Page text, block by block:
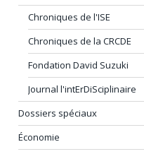
Chroniques de l'ISE
Chroniques de la CRCDE
Fondation David Suzuki
Journal l'intErDiSciplinaire
Dossiers spéciaux
Économie